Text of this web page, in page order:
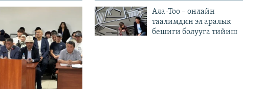
Ала-Тоо – онлайн
таалимдин эл аралык
бешиги болууга тийиш